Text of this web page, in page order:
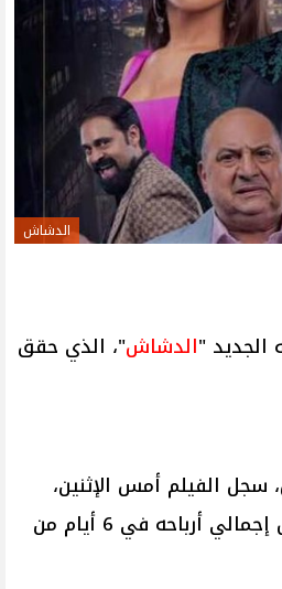
الدشاش
الجديد "الدشاش"، الذي حقق
سجل الفيلم أمس الإثنين،
إيرادات بلغت 2 مليون و467 ألفًا و901 جنيهاً، ووصل إجمالي أرباحه في 6 أيام من